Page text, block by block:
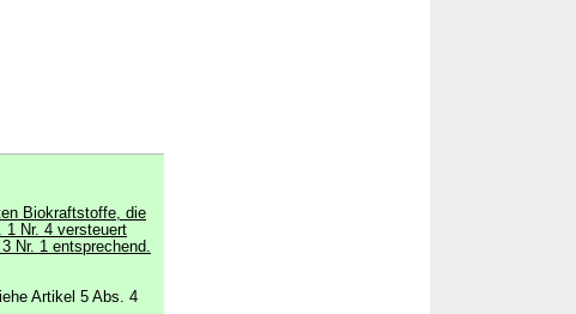
Biokraftstoffe, die
1 Nr. 4 versteuert
Nr. 1 entsprechend.
Artikel 5 Abs. 4